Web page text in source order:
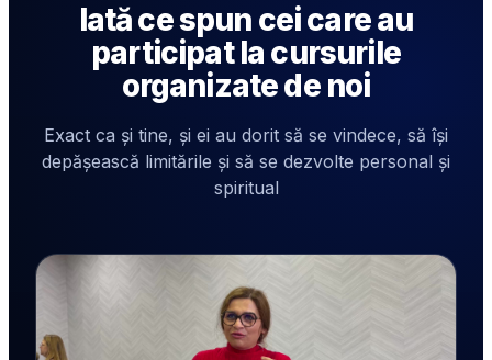
Iată ce spun cei care au
participat la cursurile
organizate de noi
Exact ca și tine, și ei au dorit să se vindece, să își
depășească limitările și să se dezvolte personal și
spiritual